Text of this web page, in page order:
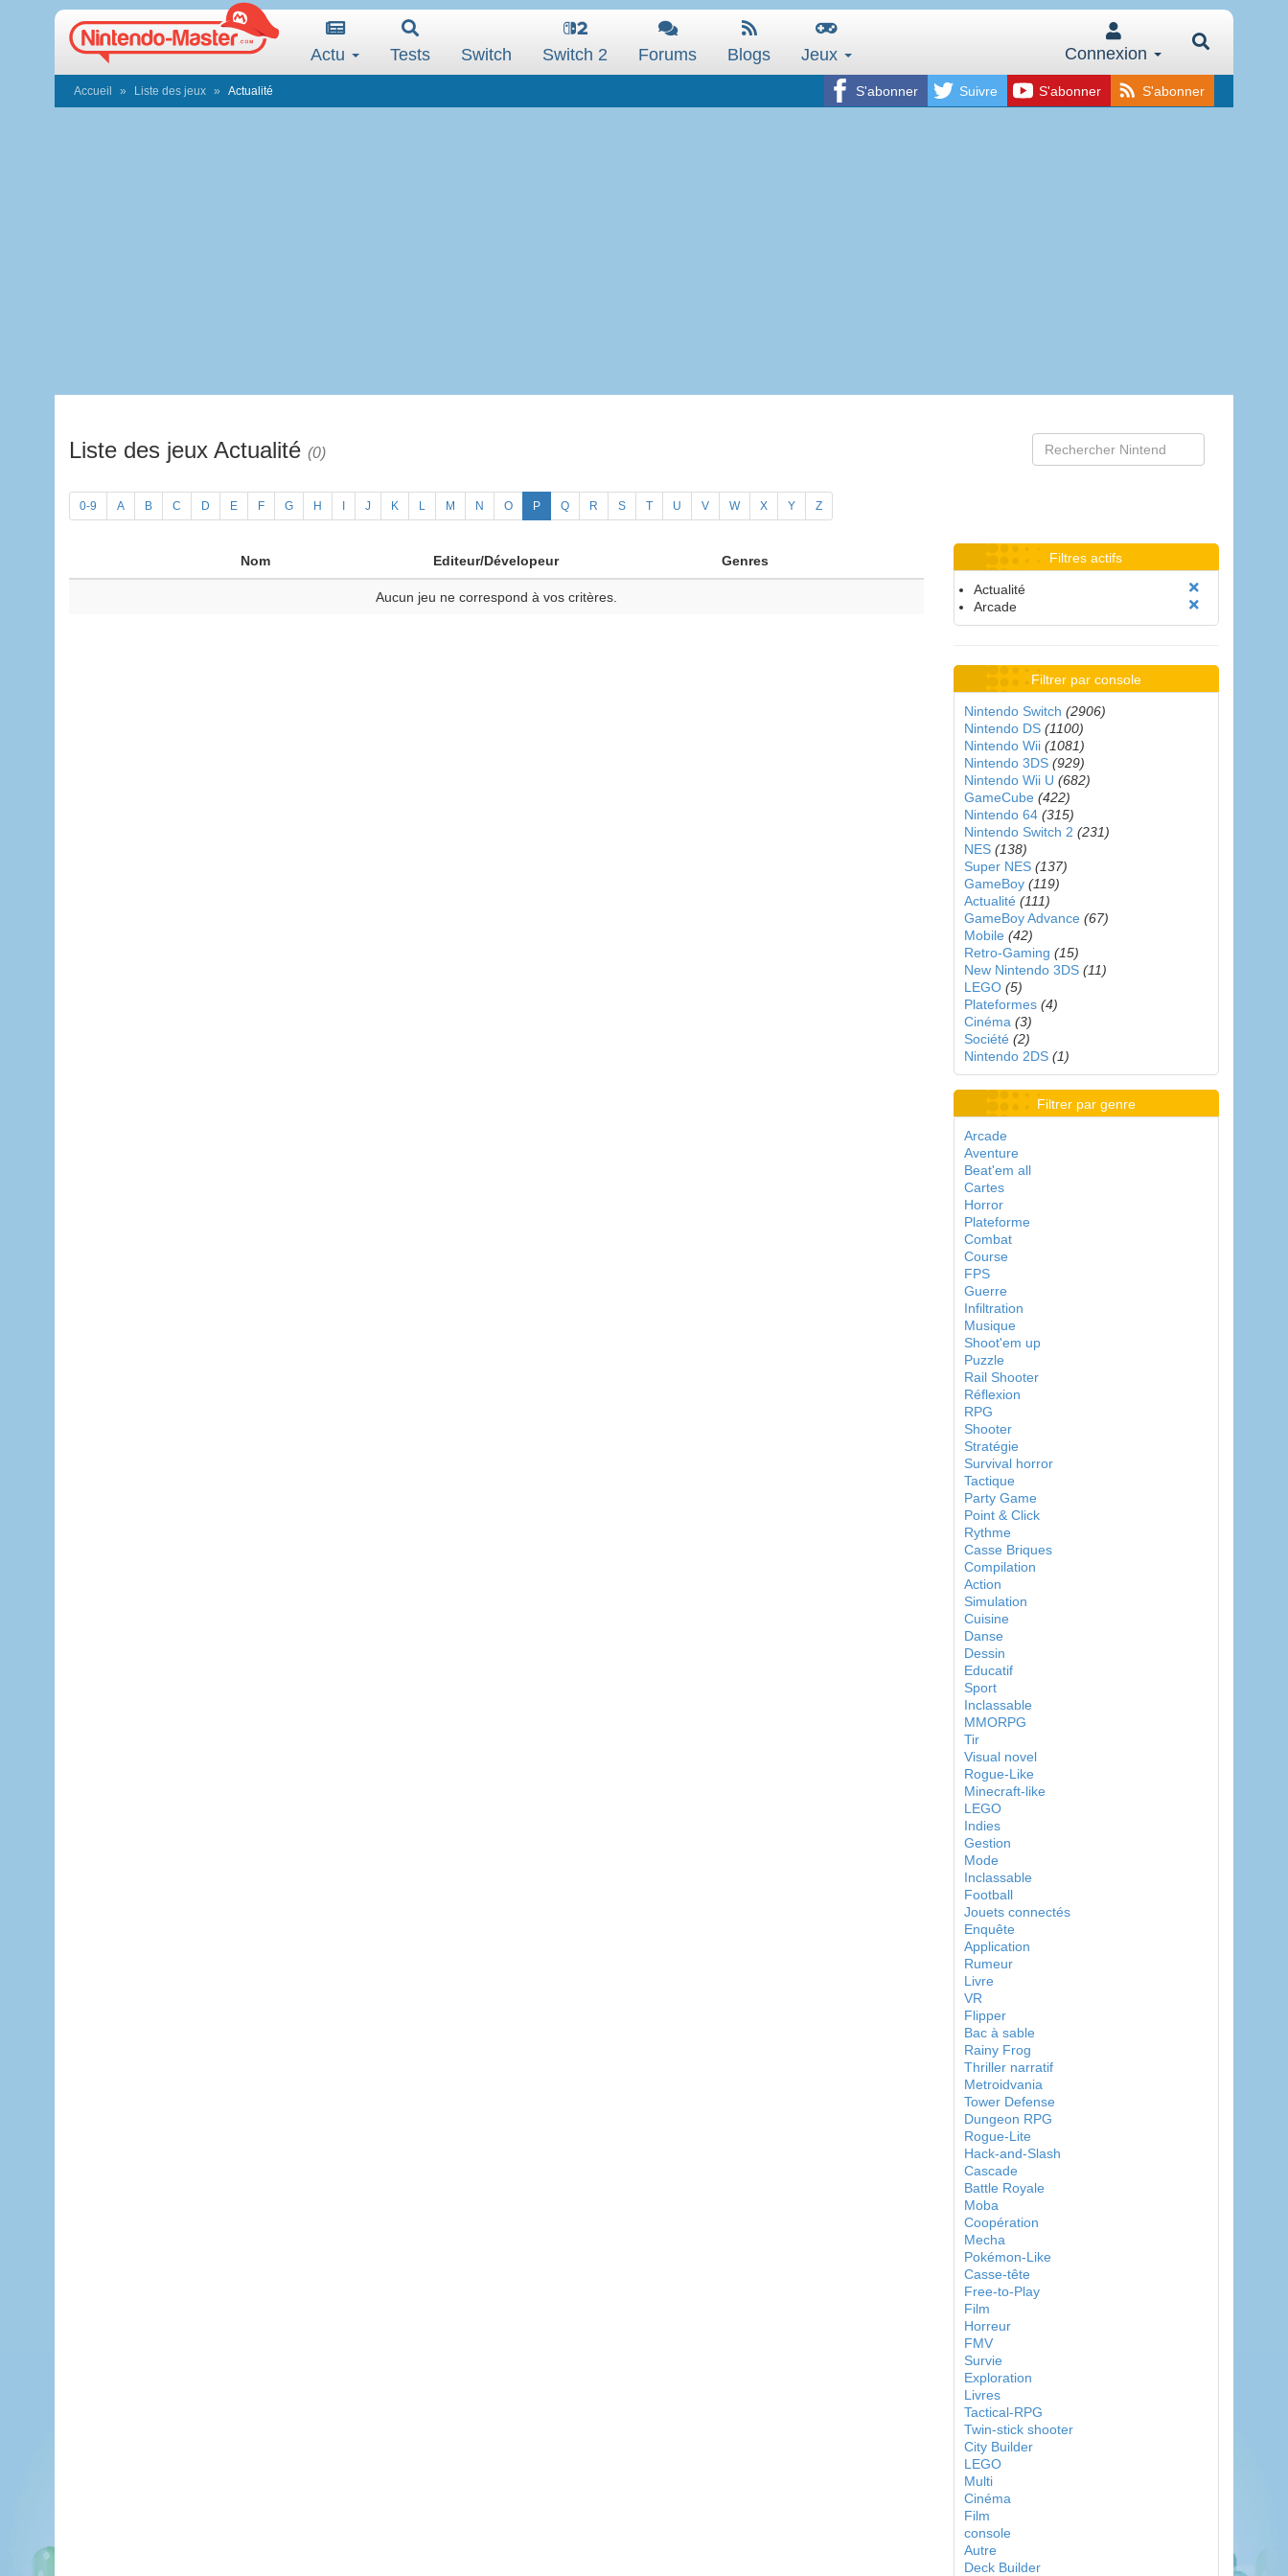
Actu Tests Switch Switch 2 Forums Blogs Jeux Connexion
S'abonner Suivre S'abonner S'abonner
Accueil Liste des jeux Actualité
Liste des jeux Actualité (0)
0-9 A B C D E F G H J K L M N O P Q R S T U V W X Y Z
Nom Editeur/Dévelopeur Genres
Aucun jeu ne correspond à vos critères.
Filtres actifs
Actualité
Arcade
Filtrer par console
Nintendo Switch (2906)
Nintendo DS (1100)
Nintendo Wii (1081)
Nintendo 3DS (929)
Nintendo Wii U (682)
GameCube (422)
Nintendo 64 (315)
Nintendo Switch 2 (231)
NES (138)
Super NES (137)
GameBoy (119)
Actualité (111)
GameBoy Advance (67)
Mobile (42)
Retro-Gaming (15)
New Nintendo 3DS (11)
LEGO (5)
Plateformes (4)
Cinéma (3)
Société (2)
Nintendo 2DS (1)
Filtrer par genre
Arcade
Aventure
Beat'em all
Cartes
Horror
Plateforme
Combat
Course
FPS
Guerre
Infiltration
Musique
Shoot'em up
Puzzle
Rail Shooter
Réflexion
RPG
Shooter
Stratégie
Survival horror
Tactique
Party Game
Point & Click
Rythme
Casse Briques
Compilation
Action
Simulation
Cuisine
Danse
Dessin
Educatif
Sport
Inclassable
MMORPG
Tir
Visual novel
Rogue-Like
Minecraft-like
LEGO
Indies
Gestion
Mode
Inclassable
Football
Jouets connectés
Enquête
Application
Rumeur
Livre
VR
Flipper
Bac à sable
Rainy Frog
Thriller narratif
Metroidvania
Tower Defense
Dungeon RPG
Rogue-Lite
Hack-and-Slash
Cascade
Battle Royale
Moba
Coopération
Mecha
Pokémon-Like
Casse-tête
Free-to-Play
Film
Horreur
FMV
Survie
Exploration
Livres
Tactical-RPG
Twin-stick shooter
City Builder
LEGO
Multi
Cinéma
Film
console
Autre
Deck Builder